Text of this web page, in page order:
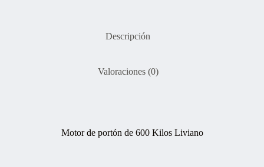
Descripción
Valoraciones (0)
Motor de portón de 600 Kilos Liviano